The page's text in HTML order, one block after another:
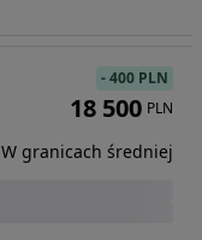
-400 PLN
18 500 PLN
W granicach średniej